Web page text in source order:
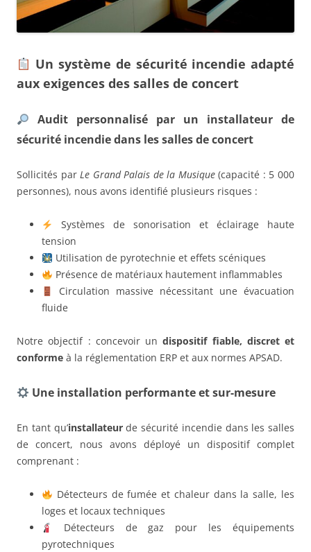
Un système de sécurité incendie adapté
aux exigences des salles de concert
Audit personnalisé par un installateur de
sécurité incendie dans les salles de concert
Sollicités parLe Grand Palais de la Musique(capacité : 5 000
personnes), nous avons identifié plusieurs risques :
Systèmes de sonorisation et éclairage haute
tension
Utilisation de pyrotechnie et effets scéniques
Présence de matériaux hautement inflammables
Circulation massive nécessitant une évacuation
fluide
Notre objectif : concevoir undispositif fiable, discret et
conforme à la réglementation ERP et aux normes APSAD.
Une installation performante et sur-mesure
En tant qu’installateurde sécurité incendie dans les salles
de concert, nous avons déployé un dispositif complet
comprenant :
Détecteurs de fumée et chaleur dans la salle, les
loges et locaux techniques
Détecteurs de gaz pour les équipements
pyrotechniques